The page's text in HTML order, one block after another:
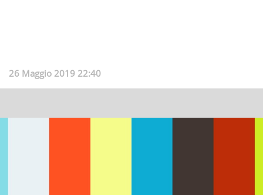
26 Maggio 2019 22:40